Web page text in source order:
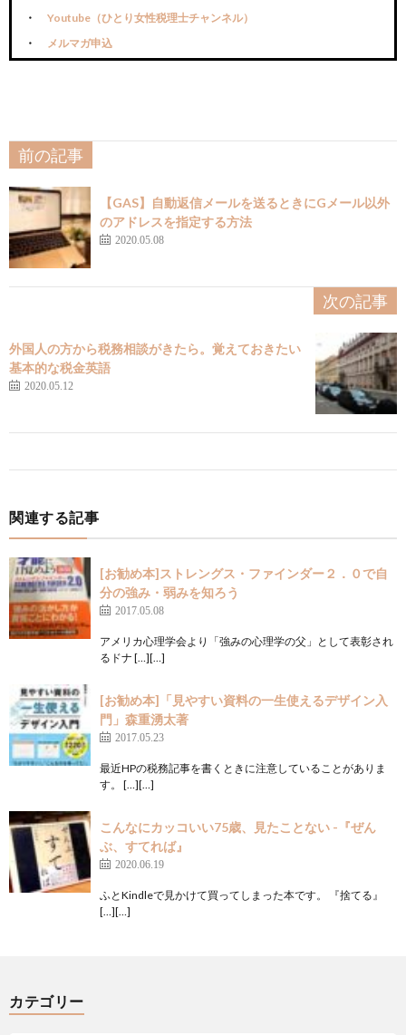
Youtube（ひとり女性税理士チャンネル）
メルマガ申込
前の記事
【GAS】自動返信メールを送るときにGメール以外
のアドレスを指定する方法
2020.05.08
次の記事
外国人の方から税務相談がきたら。覚えておきたい
基本的な税金英語
2020.05.12
関連する記事
[お勧め本]ストレングス・ファインダー２．０で自
分の強み・弱みを知ろう
2017.05.08
アメリカ心理学会より「強みの心理学の父」として表彰され
るドナ […][…]
[お勧め本]「見やすい資料の一生使えるデザイン入
門」森重湧太著
2017.05.23
最近HPの税務記事を書くときに注意していることがありま
す。 […][…]
こんなにカッコいい75歳、見たことない -『ぜん
ぶ、すてれば』
2020.06.19
ふとKindleで見かけて買ってしまった本です。 『捨てる』
[…][…]
カテゴリー